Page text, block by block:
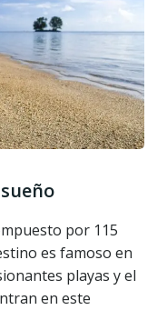
por 115
es famoso en
playas y el
en este